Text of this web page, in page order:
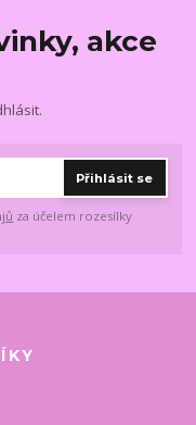
akce
Přihlásit se
za účelem rozesílky